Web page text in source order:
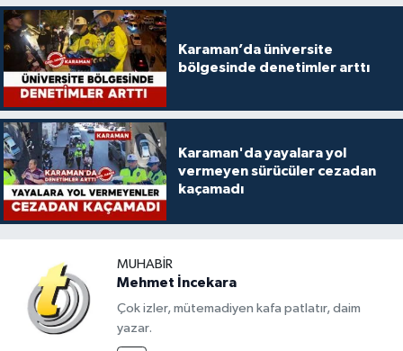
Karaman’da üniversite
bölgesinde denetimler arttı
Karaman'da yayalara yol
vermeyen sürücüler cezadan
kaçamadı
MUHABIR
Mehmet İncekara
Çok izler, mütemadiyen kafa patlatır, daim
yazar.